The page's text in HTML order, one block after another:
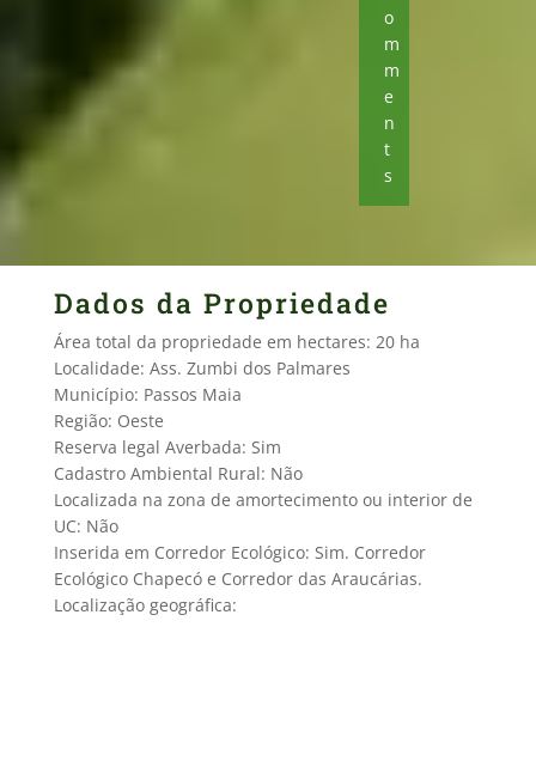
o
m
m
e
n
t
s
Dados da Propriedade
Área total da propriedade em hectares: 20 ha
Localidade: Ass. Zumbi dos Palmares
Município: Passos Maia
Região: Oeste
Reserva legal Averbada: Sim
Cadastro Ambiental Rural: Não
Localizada na zona de amortecimento ou interior de
UC: Não
Inserida em Corredor Ecológico: Sim. Corredor
Ecológico Chapecó e Corredor das Araucárias.
Localização geográfica: